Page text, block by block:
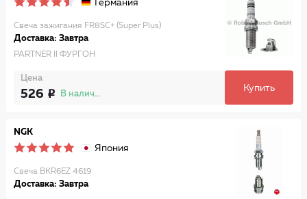
Германия
Свеча зажигания FR8SC+ (Super Plus)
Доставка: Завтра
PARTNER II ФУРГОН
Цена
526 В наличии
Купить
NGK
Япония
Свеча BKR6EZ 4619
Доставка: Завтра